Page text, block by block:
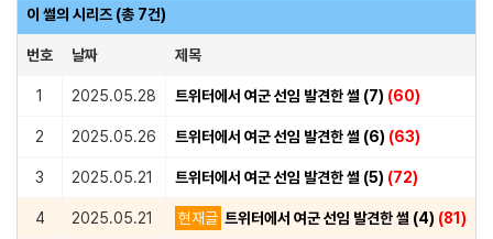
이 썰의 시리즈 (총 7건)
번호 날짜 제목
1 2025.05.28 트위터에서 여군 선임 발견한 썰 (7) (60)
2 2025.05.26 트위터에서 여군 선임 발견한 썰 (6) (63)
3 2025.05.21 트위터에서 여군 선임 발견한 썰 (5) (72)
4 2025.05.21 현재글 트위터에서 여군 선임 발견한 썰 (4) (81)